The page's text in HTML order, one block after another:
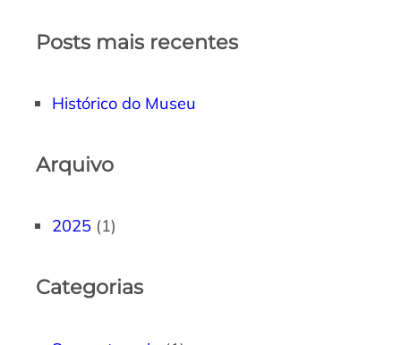
Posts mais recentes
Histórico do Museu
Arquivo
2025 (1)
Categorias